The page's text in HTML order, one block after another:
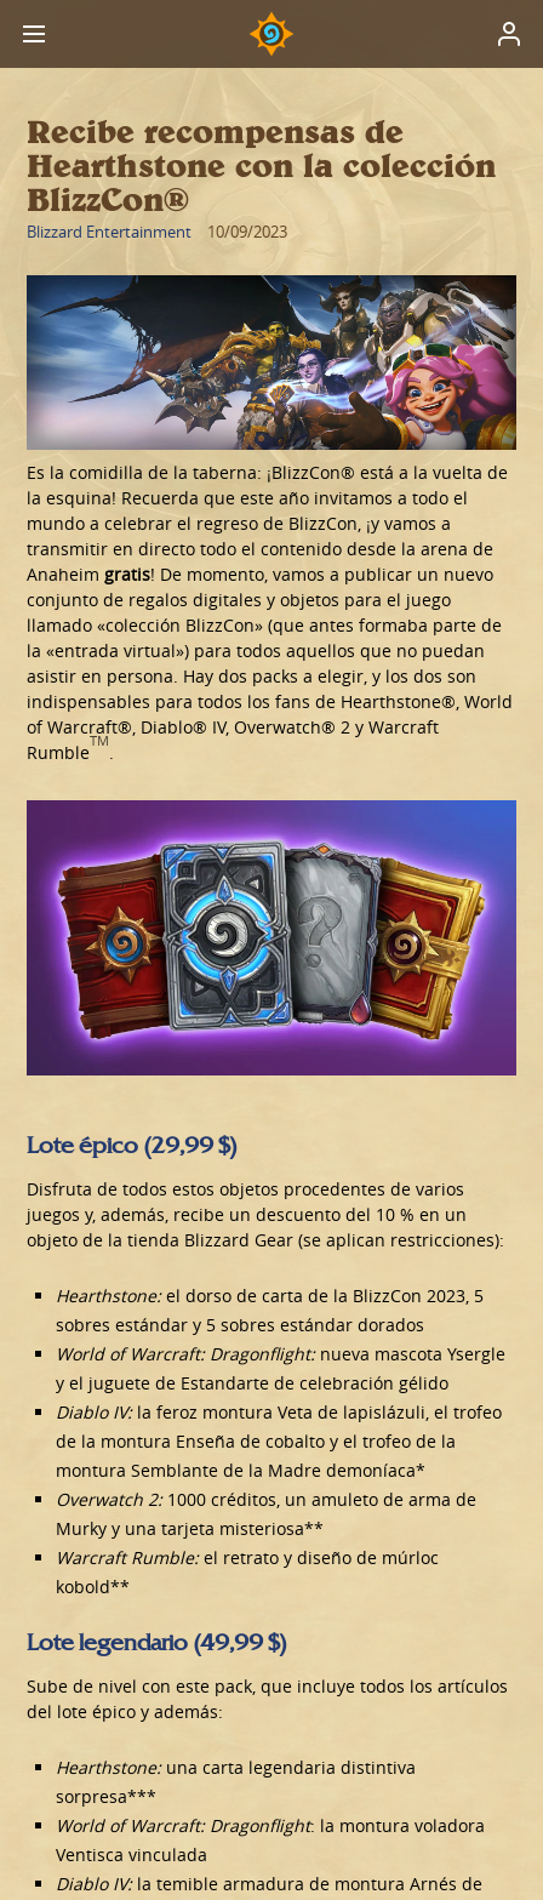
Recibe recompensas de
Hearthstone con la colección
BlizzCon®
Blizzard Entertainment 10/09/2023
Es la comidilla de la taberna: ¡BlizzCon® está a la vuelta de
la esquina! Recuerda que este año invitamos a todo el
mundo a celebrar el regreso de BlizzCon, ¡y vamos a
transmitir en directo todo el contenido desde la arena de
Anaheimgratis! De momento, vamos a publicar un nuevo
conjunto de regalos digitales y objetos para el juego
llamado «colección BlizzCon» (que antes formaba parte de
la «entrada virtual») para todos aquellos que no puedan
asistir en persona. Hay dos packs a elegir, y los dos son
indispensables para todos los fans de Hearthstone®, World
of Warcraft®, Diablo® IV, Overwatch® 2 y Warcraft
RumbleTM
Lote épico (29,99 $)
Disfruta de todos estos objetos procedentes de varios
juegos y, además, recibe un descuento del 10 % en un
objeto de la tienda Blizzard Gear (se aplican restricciones):
Hearthstone:el dorso de carta de la BlizzCon 2023, 5
sobres estándar y 5 sobres estándar dorados
World of Warcraft: Dragonflight:nueva mascota Ysergle
y el juguete de Estandarte de celebración gélido
Diablo IV: la feroz montura Veta de lapislázuli, el trofeo
de la montura Enseña de cobalto y el trofeo de la
montura Semblante de la Madre demoníaca*
Overwatch 2:1000 créditos, un amuleto de arma de
Murky y una tarjeta misteriosa**
Warcraft Rumble:el retrato y diseño de múrloc
kobold**
Lote legendario (49,99 $)
Sube de nivel con este pack, que incluye todos los artículos
del lote épico y además:
Hearthstone: una carta legendaria distintiva
sorpresa***
World of Warcraft: Dragonflight: la montura voladora
Ventisca vinculada
Diablo IV: la temible armadura de montura Arnés de